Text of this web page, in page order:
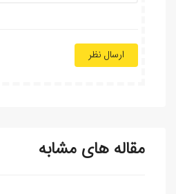
ارسال نظر
مقاله های مشابه